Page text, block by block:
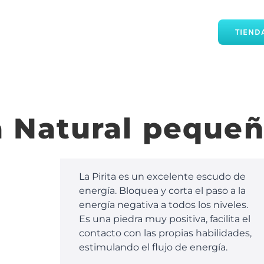
Natural
La Pirita es un excelente escudo de
energía. Bloquea y corta el paso a la
energía negativa a todos los niveles.
Es una piedra muy positiva, facilita el
contacto con las propias habilidades,
estimulando el flujo de energía.